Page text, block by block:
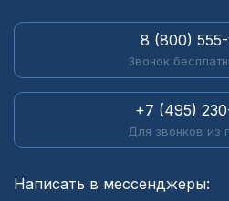
8 (800)
Звонок
+7 (495)
Для звонков из
Написать в мессенджеры: